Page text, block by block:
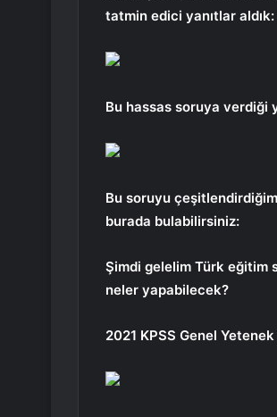
tatmin edici yanıtlar aldık:
Bu hassas soruya verdiği
Bu soruyu
burada bulabilirsiniz:
Şimdi gelelim Türk eğitim
neler yapabilecek?
2021 KPSS Genel